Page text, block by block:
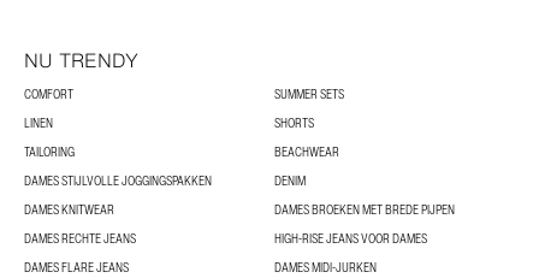
NU TRENDY
COMFORT
SUMMER SETS
LINEN
SHORTS
TAILORING
BEACHWEAR
DAMES STIJLVOLLE JOGGINGSPAKKEN
DENIM
DAMES KNITWEAR
DAMES BROEKEN MET BREDE PIJPEN
DAMES RECHTE JEANS
HIGH-RISE JEANS VOOR DAMES
DAMES FLARE JEANS
DAMES MIDI-JURKEN